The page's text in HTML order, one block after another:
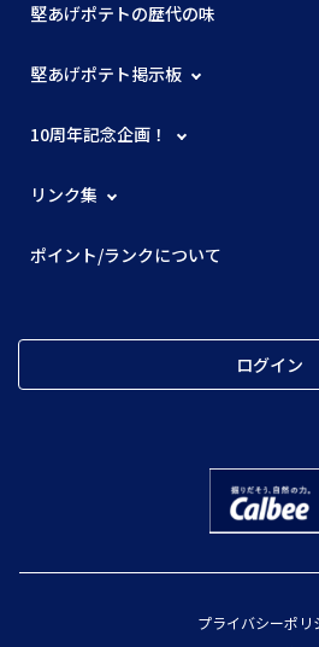
堅あげポテトの歴代の味
堅あげポテト掲示板
10周年記念企画！
リンク集
ポイント/ランクについて
ログイン
プライバシーポリ